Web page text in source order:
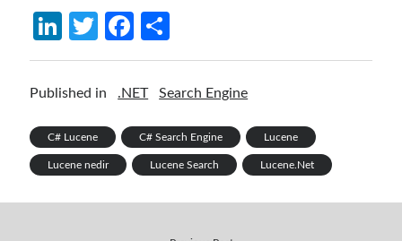
Li
n
ke
n
T
w
itt
Fa
ce
b
o
k
h
ar
Published in .NET Search Engine
C# Lucene C# Search Engine Lucene
Lucene nedir Lucene Search Lucene.Net